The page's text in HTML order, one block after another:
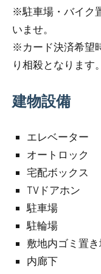
※駐車場・バイク
いませ。
※カード決済希望
り相殺となります。
建物設備
エレベーター
オートロック
宅配ボックス
TVドアホン
駐車場
駐輪場
敷地内ゴミ置
内廊下